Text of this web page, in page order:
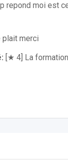
plait merci
[★ 4] La